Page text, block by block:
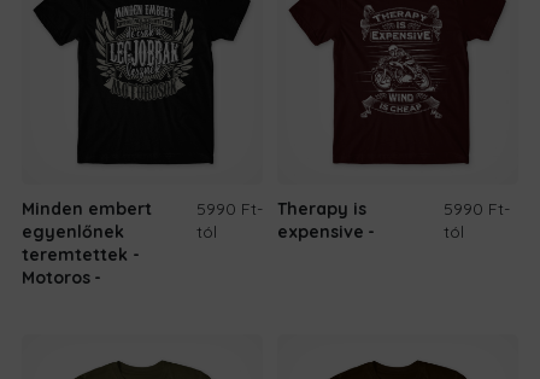
Minden embert
egyenlőnek
teremtettek -
Motoros
5990 Ft-
tól
Therapy is
expensive
5990 Ft-
tól